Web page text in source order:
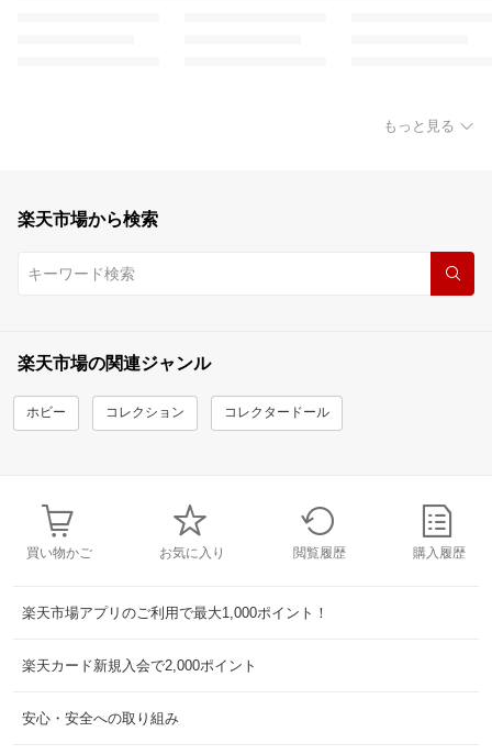
もっと見る
楽天市場から検索
楽天市場の関連ジャンル
ホビー コレクション コレクタードール
買い物かご お気に入り 閲覧履歴 購入履歴
楽天市場アプリのご利用で最大1,000ポイント！
楽天カード新規入会で2,000ポイント
安心・安全への取り組み